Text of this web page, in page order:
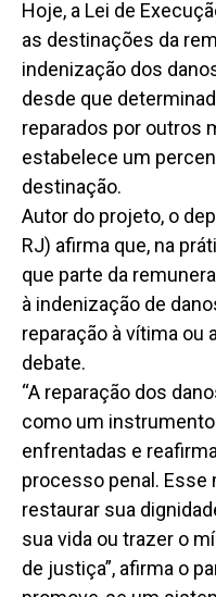
Hoje, a Lei de
as destinações da
indenização dos
desde que
reparados por outros
estabelece um
destinação.
Autor do projeto, o
RJ) afirma que, na
que parte da
à indenização de
reparação à vítima ou
debate.
“A reparação dos
como um
enfrentadas e
processo penal. Esse
restaurar sua
sua vida ou trazer o
de justiça”, afirma o